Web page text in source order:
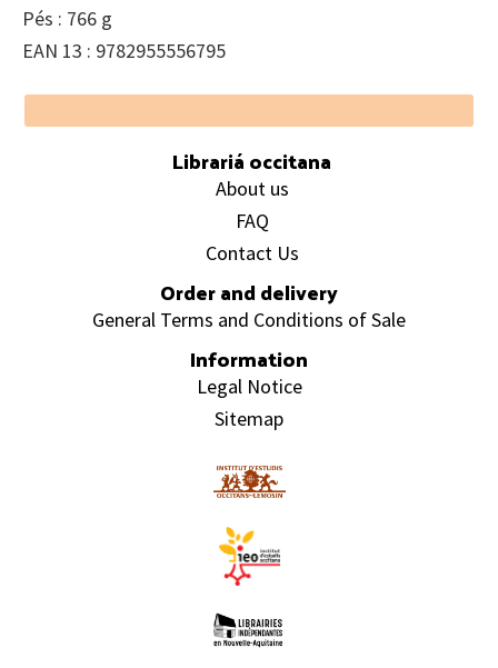
Pés : 766 g
EAN 13 : 9782955556795
Footer
Librariá occitana
About us
FAQ
Contact Us
Order and delivery
General Terms and Conditions of Sale
Information
Legal Notice
Sitemap